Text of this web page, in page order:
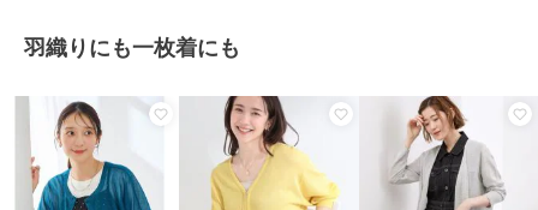
羽織りにも一枚着にも